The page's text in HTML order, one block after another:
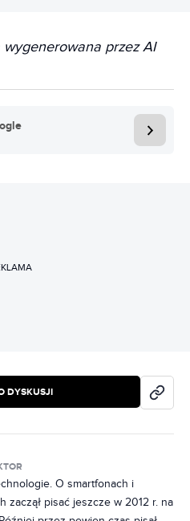
przez AI
DYSKUSJI
O smartfonach i
zaczął pisać jeszcze w 2012 r. na